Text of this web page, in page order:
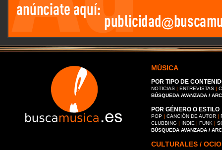
MÚSICA
POR TIPO DE
NOTICIAS | ENTREVISTAS |
BÚSQUEDA AVANZADA /
POR GÉNERO O ESTILO
POP | CANCIÓN DE AUTOR |
CLUBBING | INDIE | FUNK |
BÚSQUEDA AVANZADA /
CULTURALES / OCIO